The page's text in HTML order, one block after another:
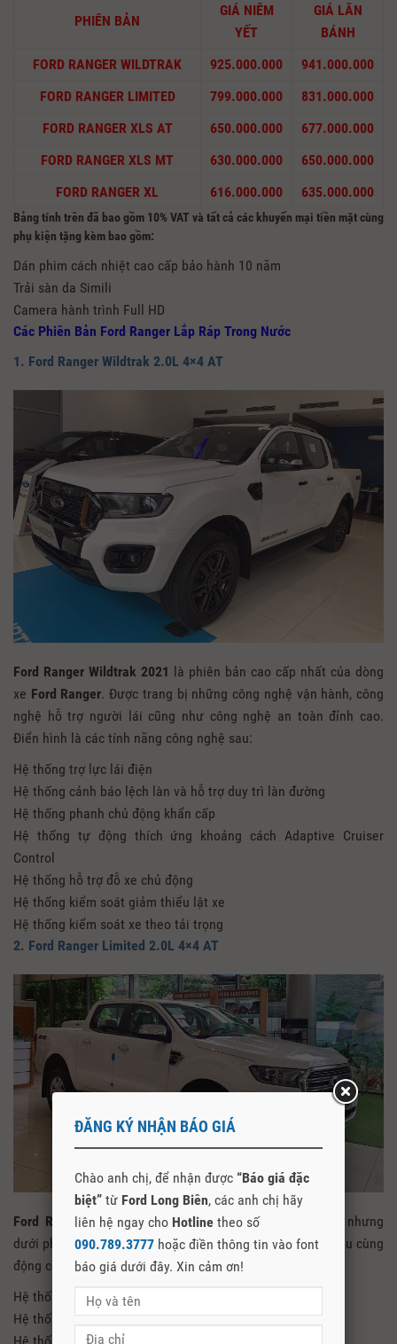
PHIÊN BẢN
GIÁ NIÊM
YẾT
GIÁ LĂN
BÁNH
FORD RANGER WILDTRAK
925.000.000
941.000.000
FORD RANGER LIMITED
799.000.000
831.000.000
FORD RANGER XLS AT
650.000.000
677.000.000
FORD RANGER XLS MT
630.000.000
650.000.000
FORD RANGER XL
616.000.000 635.000.000
Bảng tính trên đã bao gồm 10% VAT và tất cả các khuyến mại tiền mặt cùng
phụ kiện tặng kèm bao gồm:
Dán phim cách nhiệt cao cấp bảo hành 10 năm
Trải sàn da Simili
Camera hành trình Full HD
Các Phiên Bản Ford Ranger Lắp Ráp Trong Nước
1. Ford Ranger Wildtrak 2.0L 4×4 AT
Ford Ranger Wildtrak 2021
là phiên bản cao cấp nhất của dòng
xe Ford Ranger. Được trang bị những công nghệ vận hành, công
nghệ hỗ trợ người lái cũng như công nghệ an toàn đỉnh cao.
Điển hình là các tính năng công nghệ sau:
Hệ thống trợ lực lái điện
Hệ thống cảnh báo lệch làn và hỗ trợ duy trì làn đường
Hệ thống phanh chủ động khẩn cấp
Hệ thống tự động thích ứng khoảng cách Adaptive Cruiser
Control
Hệ thống hỗ trợ đỗ xe chủ động
Hệ thống kiểm soát giảm thiểu lật xe
Hệ thống kiểm soát xe theo tải trọng
2. Ford Ranger Limited 2.0L 4×4 AT
Ford Ranger Limited 2021 cũng là phiên bản cao cấp nhưng
dưới phiên bản Wildtrak. Tuy nhiên vẫn được trang bị 2 cầu cùng
động cơ 2.0 Turbo và rất nhiều công nghệ tối tân như:
Hệ thống trợ lực lái điện
Hệ thống kiểm soát giảm thiểu lật xe
ĐĂNG KÝ NHẬN BÁO GIÁ
Chào anh chị, để nhận được “Báo giá đặc
biệt” từ Ford Long Biên, các anh chị hãy
liên hệ ngay cho Hotline theo số
090.789.3777 hoặc điền thông tin vào font
báo giá dưới đây. Xin cảm ơn!